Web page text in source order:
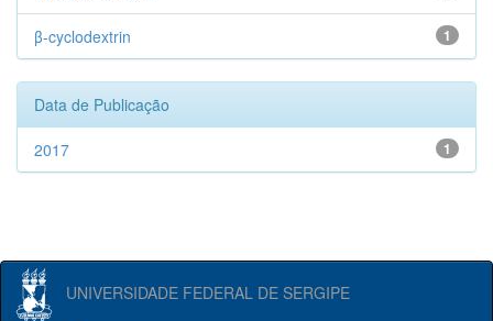
1
β-cyclodextrin
Data de Publicação
1
2017
UNIVERSIDADE FEDERAL DE SERGIPE